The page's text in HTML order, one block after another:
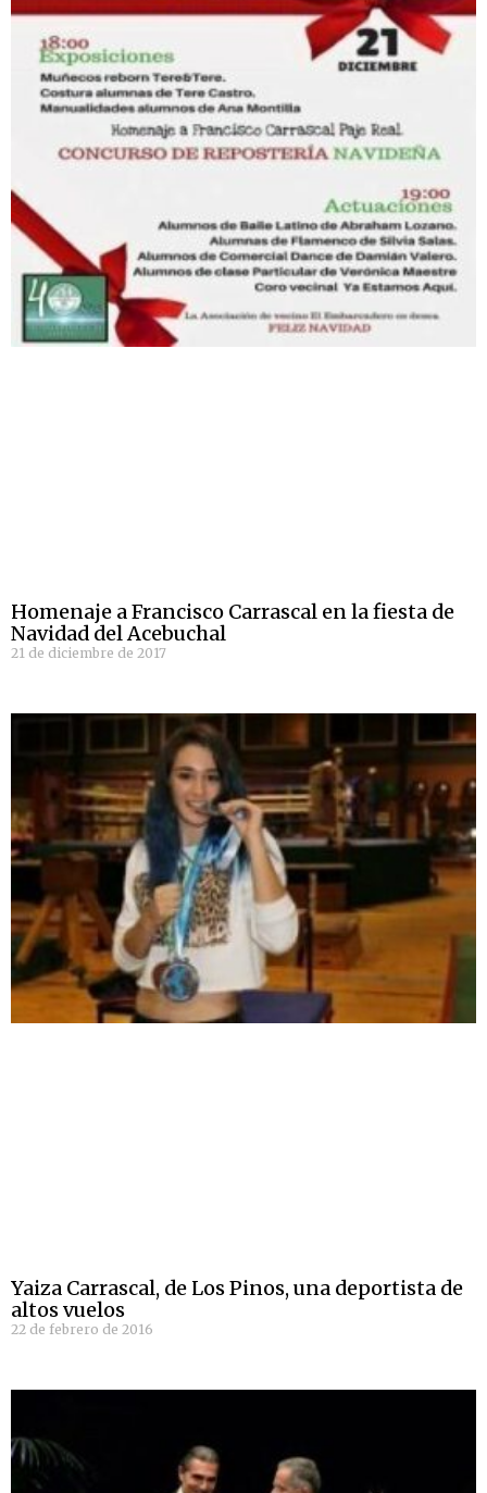
Homenaje a Francisco Carrascal en la fiesta de
Navidad del Acebuchal
21 de diciembre de 2017
Yaiza Carrascal, de Los Pinos, una deportista de
altos vuelos
22 de febrero de 2016